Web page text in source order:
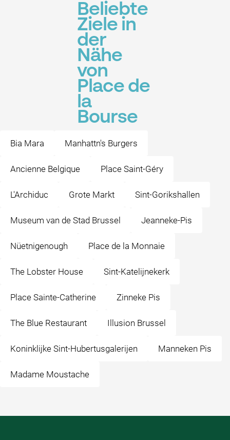
Beliebte
Ziele in
der
Nähe
von
Place de
la
Bourse
Bia Mara Manhattn's Burgers
Ancienne Belgique Place Saint-Géry
L'Archiduc Grote Markt Sint-Gorikshallen
Museum van de Stad Brussel Jeanneke-Pis
Nüetnigenough Place de la Monnaie
The Lobster House Sint-Katelijnekerk
Place Sainte-Catherine Zinneke Pis
The Blue Restaurant Illusion Brussel
Koninklijke Sint-Hubertusgalerijen Manneken Pis
Madame Moustache